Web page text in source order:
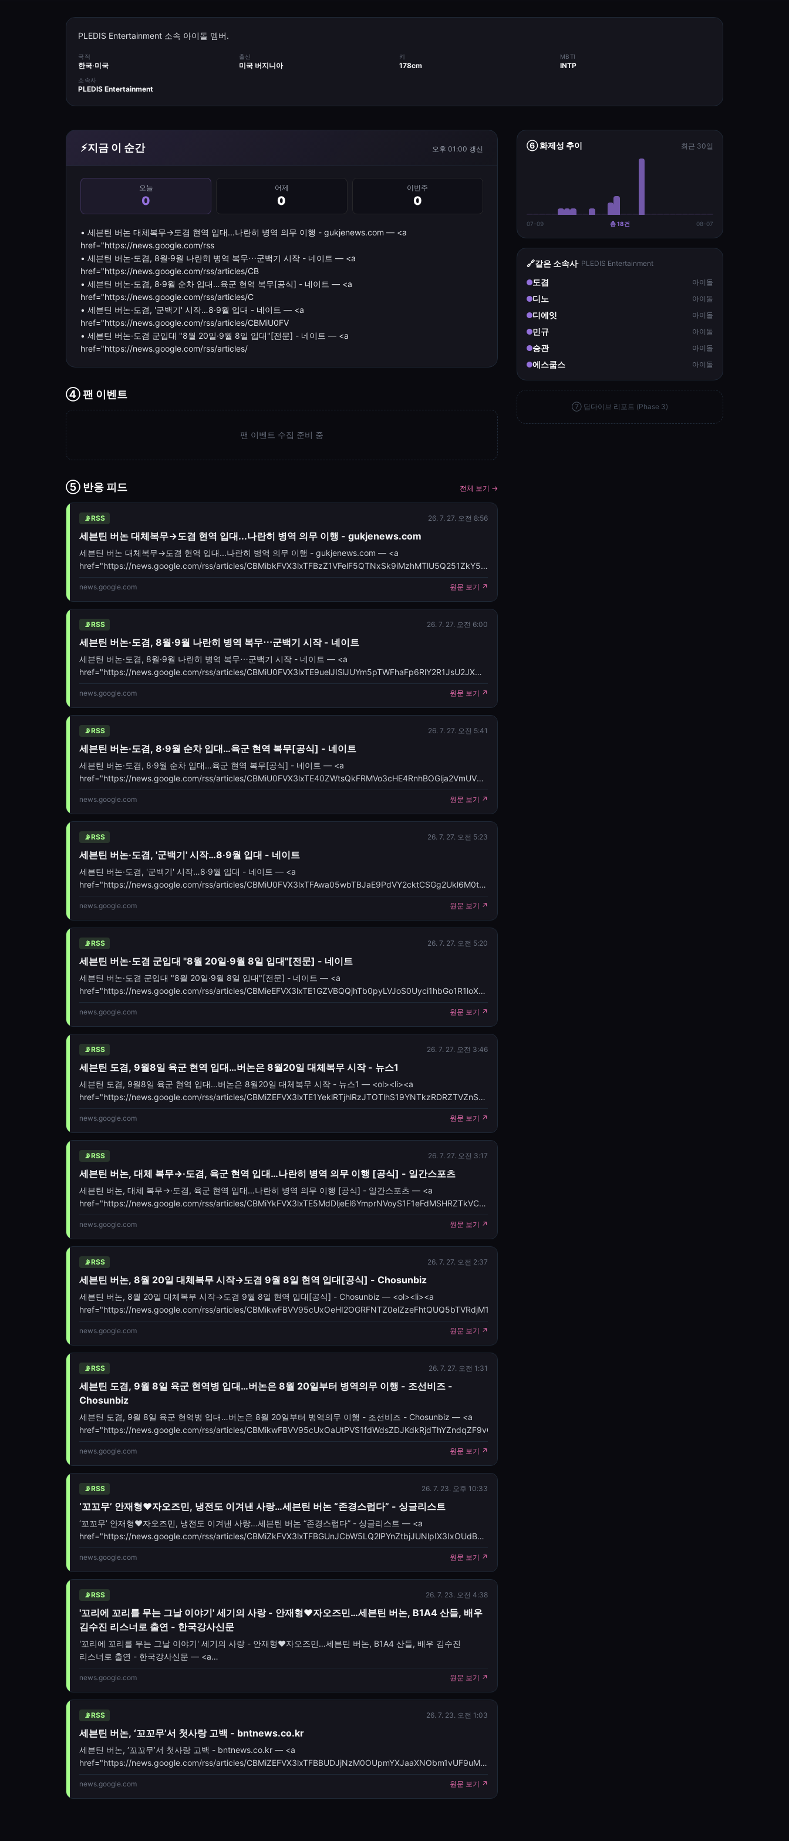
PLEDIS Entertainment 소속 아이돌 멤버.
국적
한국·미국
출신
미국 버지니아
키
178cm
MBTI
INTP
소속사
PLEDIS Entertainment
⚡지금 이 순간 오후 01:00 갱신
오늘
0
어제
0
이번주
0
• 세븐틴 버논 대체복무→도겸 현역 입대...나란히 병역 의무 이행 - gukjenews.com — <a
href="https://news.google.com/rss
• 세븐틴 버논·도겸, 8월·9월 나란히 병역 복무⋯군백기 시작 - 네이트 — <a
href="https://news.google.com/rss/articles/CB
• 세븐틴 버논·도겸, 8·9월 순차 입대…육군 현역 복무[공식] - 네이트 — <a
href="https://news.google.com/rss/articles/C
• 세븐틴 버논·도겸, '군백기' 시작…8·9월 입대 - 네이트 — <a
href="https://news.google.com/rss/articles/CBMiU0FV
• 세븐틴 버논·도겸 군입대 "8월 20일·9월 8일 입대"[전문] - 네이트 — <a
href="https://news.google.com/rss/articles/
④ 팬 이벤트
팬 이벤트 수집 준비 중
⑤ 반응 피드 전체 보기 →
📡RSS 26. 7. 27. 오전 8:56
세븐틴 버논 대체복무→도겸 현역 입대...나란히 병역 의무 이행 - gukjenews.com
세븐틴 버논 대체복무→도겸 현역 입대...나란히 병역 의무 이행 - gukjenews.com — <a
href="https://news.google.com/rss/articles/
oc=5" target="_blank">세븐틴 버
news.google.com 원문 보기 ↗
📡RSS 26. 7. 27. 오전 6:00
세븐틴 버논·도겸, 8월·9월 나란히 병역 복무⋯군백기 시작 - 네이트
세븐틴 버논·도겸, 8월·9월 나란히 병역 복무⋯군백기 시작 - 네이트 — <a
href="https://news.google.com/rss/articles/
oc=5" target="_blank">세븐틴 버논·도겸, 8월·9월 나란히 병역 복무⋯군백기 시작</a>&nbsp;&nbsp;<fon
news.google.com 원문 보기 ↗
📡RSS 26. 7. 27. 오전 5:41
세븐틴 버논·도겸, 8·9월 순차 입대…육군 현역 복무[공식] - 네이트
세븐틴 버논·도겸, 8·9월 순차 입대…육군 현역 복무[공식] - 네이트 — <a
href="https://news.google.com/rss/articles/
oc=5" target="_blank">세븐틴 버논·도겸, 8·9월 순차 입대…육군 현역 복무[공식]</a>&nbsp;&nbsp;<f
news.google.com 원문 보기 ↗
📡RSS 26. 7. 27. 오전 5:23
세븐틴 버논·도겸, '군백기' 시작…8·9월 입대 - 네이트
세븐틴 버논·도겸, '군백기' 시작…8·9월 입대 - 네이트 — <a
href="https://news.google.com/rss/articles/
oc=5" target="_blank">세븐틴 버논·도겸, '군백기' 시작…8·9월 입대</a>&nbsp;&nbsp;<font color="#6f
news.google.com 원문 보기 ↗
📡RSS 26. 7. 27. 오전 5:20
세븐틴 버논·도겸 군입대 "8월 20일·9월 8일 입대"[전문] - 네이트
세븐틴 버논·도겸 군입대 "8월 20일·9월 8일 입대"[전문] - 네이트 — <a
href="https://news.google.com/rss/articles/
oc=5" target="_blank">세
news.google.com 원문 보기 ↗
📡RSS 26. 7. 27. 오전 3:46
세븐틴 도겸, 9월8일 육군 현역 입대…버논은 8월20일 대체복무 시작 - 뉴스1
세븐틴 도겸, 9월8일 육군 현역 입대…버논은 8월20일 대체복무 시작 - 뉴스1 — <ol><li><a
href="https://news.google.com/rss/articles/
oc=5" target="_blank">세븐틴 도겸, 9월8일 육군
news.google.com 원문 보기 ↗
📡RSS 26. 7. 27. 오전 3:17
세븐틴 버논, 대체 복무→·도겸, 육군 현역 입대…나란히 병역 의무 이행 [공식] - 일간스포츠
세븐틴 버논, 대체 복무→·도겸, 육군 현역 입대…나란히 병역 의무 이행 [공식] - 일간스포츠 — <a
href="https://news.google.com/rss/articles/
oc=5" target="_blank">세븐틴 버논, 대체 복무→·도겸,
news.google.com 원문 보기 ↗
📡RSS 26. 7. 27. 오전 2:37
세븐틴 버논, 8월 20일 대체복무 시작→도겸 9월 8일 현역 입대[공식] - Chosunbiz
세븐틴 버논, 8월 20일 대체복무 시작→도겸 9월 8일 현역 입대[공식] - Chosunbiz — <ol><li><a
href="https://news.google.com/rss/articles/
news.google.com 원문 보기 ↗
📡RSS 26. 7. 27. 오전 1:31
세븐틴 도겸, 9월 8일 육군 현역병 입대…버논은 8월 20일부터 병역의무 이행 - 조선비즈 -
Chosunbiz
세븐틴 도겸, 9월 8일 육군 현역병 입대…버논은 8월 20일부터 병역의무 이행 - 조선비즈 - Chosunbiz — <a
href="https://news.google.com/rss/articles/
news.google.com 원문 보기 ↗
📡RSS 26. 7. 23. 오후 10:33
‘꼬꼬무’ 안재형♥자오즈민, 냉전도 이겨낸 사랑…세븐틴 버논 “존경스럽다” - 싱글리스트
‘꼬꼬무’ 안재형♥자오즈민, 냉전도 이겨낸 사랑…세븐틴 버논 “존경스럽다” - 싱글리스트 — <a
href="https://news.google.com/rss/articles/
oc=5" target="_blank">‘꼬꼬무’ 안재형♥자오즈민, 냉
news.google.com 원문 보기 ↗
📡RSS 26. 7. 23. 오전 4:38
'꼬리에 꼬리를 무는 그날 이야기' 세기의 사랑 - 안재형♥자오즈민…세븐틴 버논, B1A4 산들, 배우
김수진 리스너로 출연 - 한국강사신문
'꼬리에 꼬리를 무는 그날 이야기' 세기의 사랑 - 안재형♥자오즈민…세븐틴 버논, B1A4 산들, 배우 김수진
리스너로 출연 - 한국강사신문 — <a
href="https://news.google.com/rss/articles/
news.google.com 원문 보기 ↗
📡RSS 26. 7. 23. 오전 1:03
세븐틴 버논, ‘꼬꼬무’서 첫사랑 고백 - bntnews.co.kr
세븐틴 버논, ‘꼬꼬무’서 첫사랑 고백 - bntnews.co.kr — <a
href="https://news.google.com/rss/articles/
oc=5" target="_blank">세븐틴 버논, ‘꼬꼬무’서 첫사랑 고백</a>&nbsp;&
news.google.com 원문 보기 ↗
⑥ 화제성 추이 최근 30일
07-09 총18건 08-07
🔗같은 소속사· PLEDIS Entertainment
도겸 아이돌
디노 아이돌
디에잇 아이돌
민규 아이돌
승관 아이돌
에스쿱스 아이돌
⑦ 딥다이브 리포트 (Phase 3)